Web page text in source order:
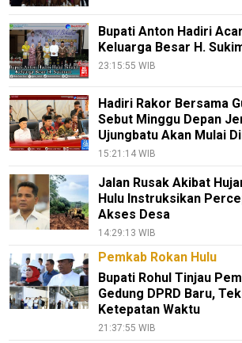
Bupati Anton Hadiri
Keluarga Besar H.
23:15:55 WIB
Hadiri Rakor Bersama
Sebut Minggu Depan
Ujungbatu Akan Mulai
15:21:14 WIB
Jalan Rusak Akibat
Hulu Instruksikan
Akses Desa
14:29:13 WIB
Pemkab Rokan Hulu
Bupati Rohul Tinjau
Gedung DPRD Baru,
Ketepatan Waktu
21:37:55 WIB
Tentang
Kami
Pedoman
Media
Redaksi
Index